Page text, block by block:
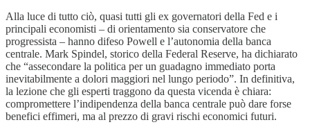
Alla luce di tutto ciò, quasi tutti gli ex governatori della Fed e i
principali economisti – di orientamento sia conservatore che
progressista – hanno difeso Powell e l’autonomia della banca
centrale. Mark Spindel, storico della Federal Reserve, ha dichiarato
che “assecondare la politica per un guadagno immediato porta
inevitabilmente a dolori maggiori nel lungo periodo”. In definitiva,
la lezione che gli esperti traggono da questa vicenda è chiara:
compromettere l’indipendenza della banca centrale può dare forse
benefici effimeri, ma al prezzo di gravi rischi economici futuri.